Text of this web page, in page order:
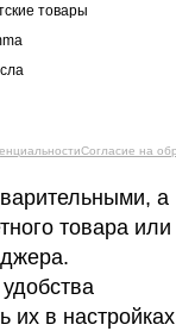
товары
Согласие на
а
товара или
их в настройках